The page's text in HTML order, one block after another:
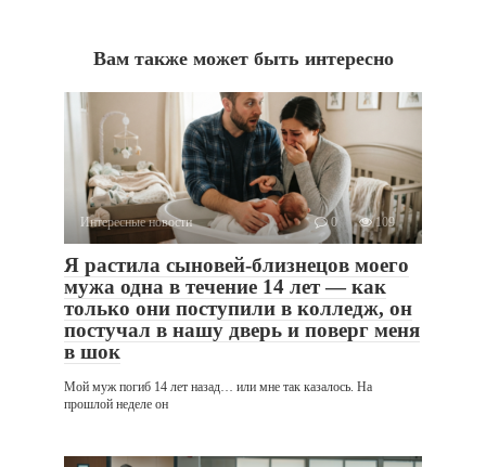
Вам также может быть интересно
Интересные новости 0 109
Я растила сыновей-близнецов моего
мужа одна в течение 14 лет — как
только они поступили в колледж, он
постучал в нашу дверь и поверг меня
в шок
Мой муж погиб 14 лет назад… или мне так казалось. На
прошлой неделе он